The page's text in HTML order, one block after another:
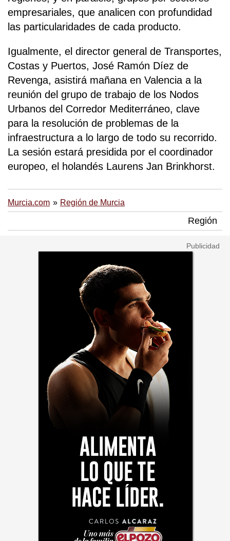
empresariales, que analicen con profundidad
las particularidades de cada producto.
Igualmente, el director general de Transportes,
Costas y Puertos, José Ramón Díez de
Revenga, asistirá mañana en Valencia a la
reunión del grupo de trabajo de los Nodos
Urbanos del Corredor Mediterráneo, clave
para la resolución de problemas de la
infraestructura a lo largo de todo su recorrido.
La sesión estará presidida por el coordinador
europeo, el holandés Laurens Jan Brinkhorst.
Murcia.com Región de Murcia
Región